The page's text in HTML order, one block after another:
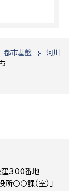
都市基盤
河川
300番地
○○課（室）」